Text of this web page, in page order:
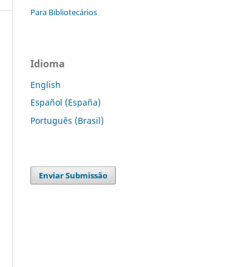
Para Bibliotecários
Idioma
English
Español (España)
Português (Brasil)
Enviar Submissão